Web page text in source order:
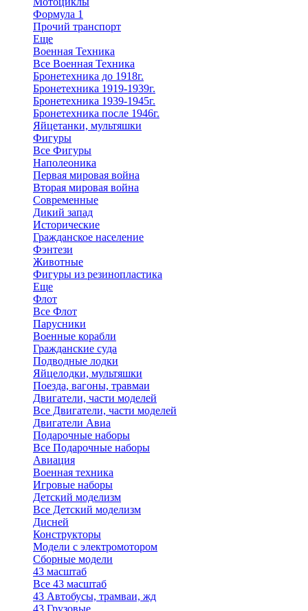
Формула 1
Прочий транспорт
Еще
Военная Техника
Все Военная Техника
Бронетехника до 1918г.
Бронетехника 1919-1939г.
Бронетехника 1939-1945г.
Бронетехника после 1946г.
Яйцетанки, мультяшки
Фигуры
Все Фигуры
Наполеоника
Первая мировая война
Вторая мировая война
Современные
Дикий запад
Исторические
Гражданское население
Фэнтези
Животные
Фигуры из резинопластика
Еще
Флот
Все Флот
Парусники
Военные корабли
Гражданские суда
Подводные лодки
Яйцелодки, мультяшки
Поезда, вагоны, травмаи
Двигатели, части моделей
Все Двигатели, части моделей
Двигатели Авиа
Подарочные наборы
Все Подарочные наборы
Авиация
Военная техника
Игровые наборы
Детский моделизм
Все Детский моделизм
Дисней
Конструкторы
Модели с электромотором
Сборные модели
43 масштаб
Все 43 масштаб
43 Автобусы, трамваи, жд
43 Грузовые